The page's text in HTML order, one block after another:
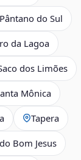
Pântano do Sul
da Lagoa
dos Limões
Mônica
Tapera
Bom Jesus